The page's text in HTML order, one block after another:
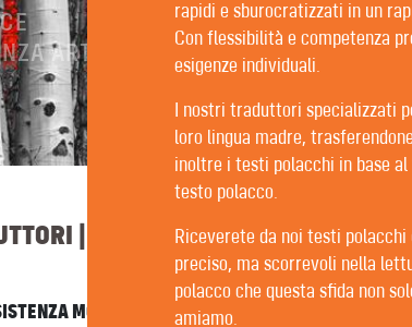
ARTIFICIALE
| REDATTORI | REVISORI
MOLTO PERSONALE. PER FORTUNA ABBIAMO
rapidi e sburocratizzati in un
Con flessibilità e competenza
esigenze individuali.
I nostri traduttori specializzati
loro lingua madre,
inoltre i testi polacchi in base
testo polacco.
Riceverete da noi testi
preciso, ma scorrevoli nella
polacco che questa sfida non
amiamo.